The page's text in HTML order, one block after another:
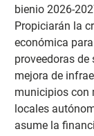
bienio 2026-
Propiciarán la
económica
proveedoras
mejora de
municipios con
locales
asume la